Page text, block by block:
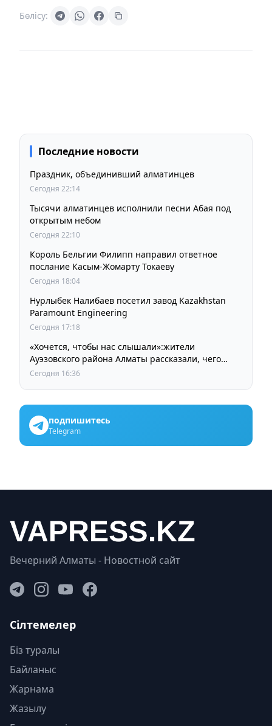
Бөлісу:
Последние новости
Праздник, объединивший алматинцев
Сегодня 22:14
Тысячи алматинцев исполнили песни Абая под
открытым небом
Сегодня 22:10
Король Бельгии Филипп направил ответное
послание Касым-Жомарту Токаеву
Сегодня 18:04
Нурлыбек Налибаев посетил завод Kazakhstan
Paramount Engineering
Сегодня 17:18
«Хочется, чтобы нас слышали»:жители
Ауэзовского района Алматы рассказали, чего
ждут от выборов депутатов Курултая
Сегодня 16:36
подпишитесь
Telegram
Вечерний Алматы - Новостной сайт
Сілтемелер
Біз туралы
Байланыс
Жарнама
Жазылу